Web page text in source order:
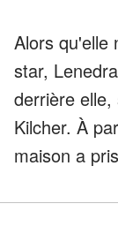
Alors qu'elle
star,
derrière
Kilcher. À
maison a